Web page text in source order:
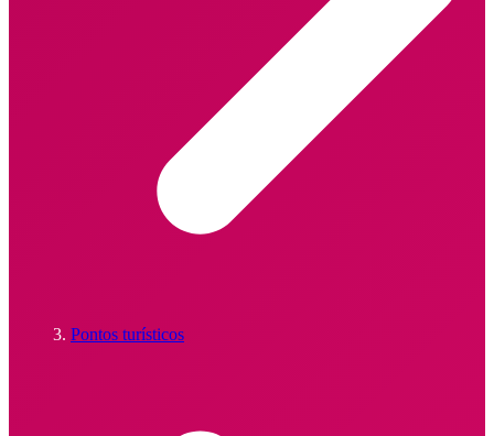
Pontos turísticos